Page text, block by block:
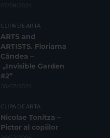
07/08/2026
CLIPA DE ARTA
ARTS and
ARTISTS. Floriama
Cândea –
„Invisible Garden
#2”
30/07/2026
CLIPA DE ARTA
Nicolae Tonitza –
Pictor al copiilor